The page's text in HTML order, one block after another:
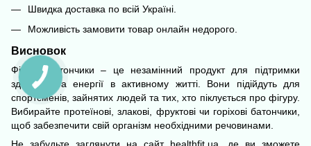
Швидка доставка по всій Україні.
Можливість замовити товар онлайн недорого.
Висновок
Фітнес батончики – це незамінний продукт для підтримки
здоров'я та енергії в активному житті. Вони підійдуть для
спортсменів, зайнятих людей та тих, хто піклується про фігуру.
Вибирайте протеїнові, злакові, фруктові чи горіхові батончики,
щоб забезпечити свій організм необхідними речовинами.
Не забудьте заглянути на сайт healthfit.ua, де ви зможете